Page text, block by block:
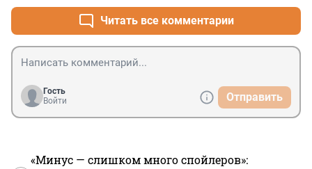
Читать все комментарии
Гость
Войти
Отправить
«Минус — слишком много спойлеров»: